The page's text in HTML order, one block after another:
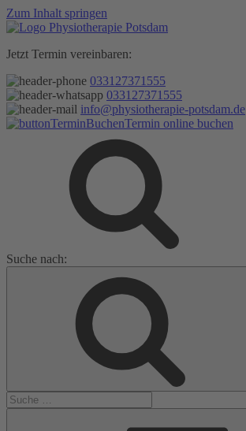
Zum Inhalt springen
Jetzt Termin vereinbaren:
033127371555
033127371555
info@physiotherapie-potsdam.de
Termin online buchen
Suche nach: